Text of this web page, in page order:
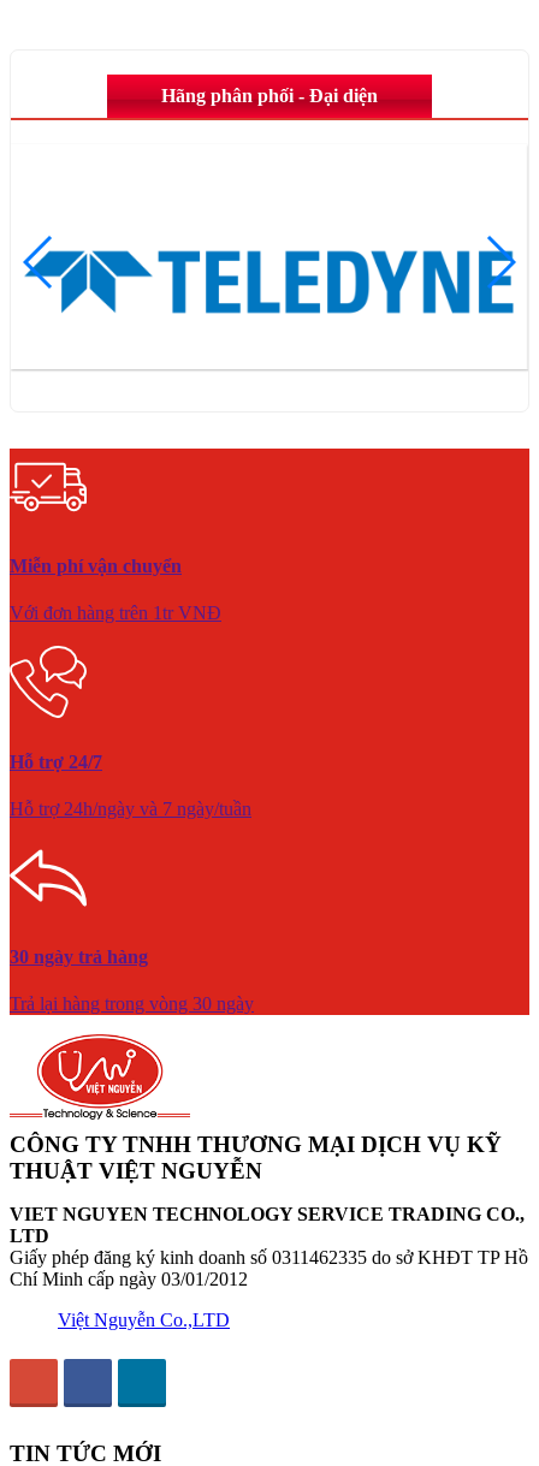
Hãng phân phối - Đại diện
Miễn phí vận chuyển
Với đơn hàng trên 1tr VNĐ
Hỗ trợ 24/7
Hỗ trợ 24h/ngày và 7 ngày/tuần
30 ngày trả hàng
Trả lại hàng trong vòng 30 ngày
CÔNG TY TNHH THƯƠNG MẠI DỊCH VỤ KỸ
THUẬT VIỆT NGUYỄN
VIET NGUYEN TECHNOLOGY SERVICE TRADING CO.,
LTD
Giấy phép đăng ký kinh doanh số 0311462335 do sở KHĐT TP Hồ
Chí Minh cấp ngày 03/01/2012
Việt Nguyễn Co.,LTD
TIN TỨC MỚI